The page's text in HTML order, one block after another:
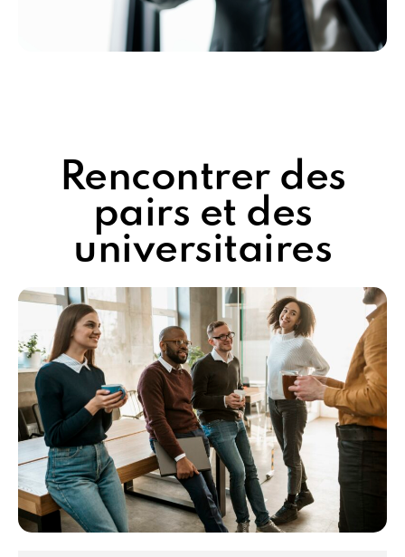
Rencontrer des
pairs et des
universitaires